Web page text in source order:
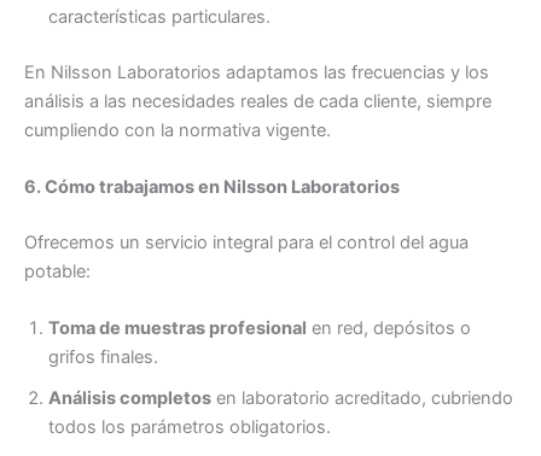
características particulares.
En Nilsson Laboratorios adaptamos las frecuencias y los
análisis a las necesidades reales de cada cliente, siempre
cumpliendo con la normativa vigente.
6. Cómo trabajamos en Nilsson Laboratorios
Ofrecemos un servicio integral para el control del agua
potable:
Toma de muestras profesional en red, depósitos o
grifos finales.
Análisis completos en laboratorio acreditado, cubriendo
todos los parámetros obligatorios.